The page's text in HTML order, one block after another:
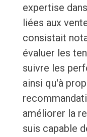
expertise
liées aux
consistait
évaluer les
suivre les
ainsi qu'à
améliorer la
suis capable